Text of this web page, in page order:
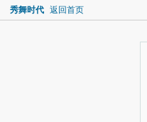
秀舞时代 返回首页